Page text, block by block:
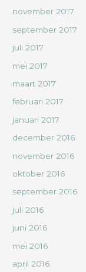
november 2017
september 2017
juli 2017
mei 2017
maart 2017
februari 2017
januari 2017
december 2016
november 2016
oktober 2016
september 2016
juli 2016
juni 2016
mei 2016
april 2016